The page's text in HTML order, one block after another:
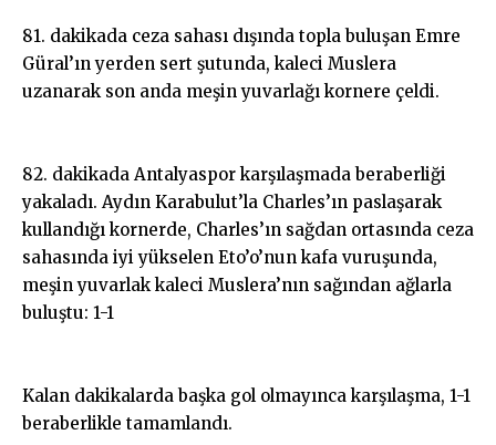
81. dakikada ceza sahası dışında topla buluşan Emre
Güral’ın yerden sert şutunda, kaleci Muslera
uzanarak son anda meşin yuvarlağı kornere çeldi.
82. dakikada Antalyaspor karşılaşmada beraberliği
yakaladı. Aydın Karabulut’la Charles’ın paslaşarak
kullandığı kornerde, Charles’ın sağdan ortasında ceza
sahasında iyi yükselen Eto’o’nun kafa vuruşunda,
meşin yuvarlak kaleci Muslera’nın sağından ağlarla
buluştu: 1-1
Kalan dakikalarda başka gol olmayınca karşılaşma, 1-1
beraberlikle tamamlandı.